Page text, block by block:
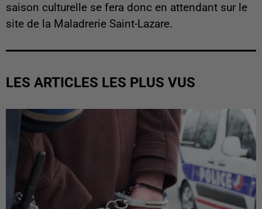
saison culturelle se fera donc en attendant sur le
site de la Maladrerie Saint-Lazare.
LES ARTICLES LES PLUS VUS